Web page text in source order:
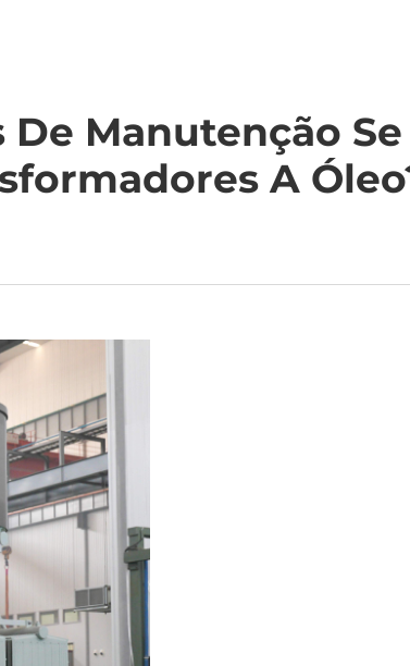
De Manutenção
A